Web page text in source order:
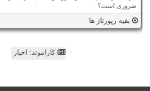
ضروری است؟
بقیه رپورتاژ ها
کاراموند: اخبار